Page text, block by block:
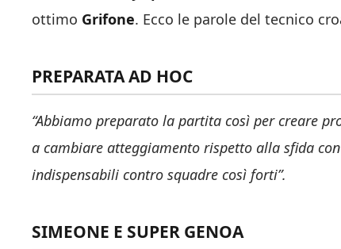
ottimo Grifone. Ecco le parole del tecnico
PREPARATA AD HOC
“Abbiamo preparato la partita così per creare
a cambiare atteggiamento rispetto alla sfida
indispensabili contro squadre così forti”.
SIMEONE E SUPER GENOA